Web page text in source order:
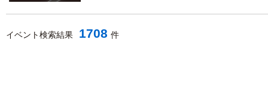
イベント検索結果 1708 件